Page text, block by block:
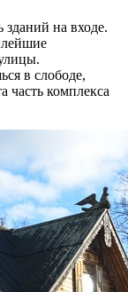
зданий на входе.
в слободе,
часть комплекса